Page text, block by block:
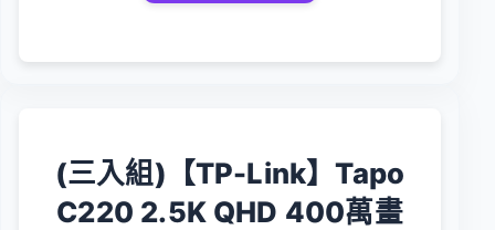
(三入組)【TP-Link】Tapo
C220 2.5K QHD 400萬畫